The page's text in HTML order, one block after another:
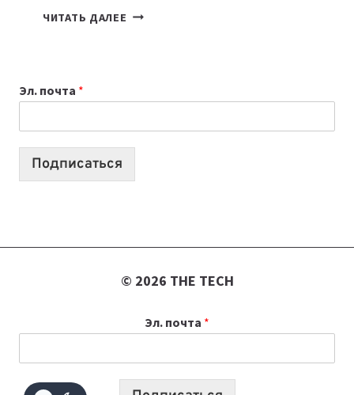
ЧИТАТЬ ДАЛЕЕ 7
СОЗДАВАТЬ
ПРОДУКТЫ
Эл. почта *
Подписаться
© 2026 THE TECH
Эл. почта *